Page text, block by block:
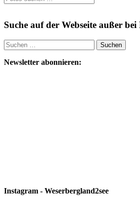
Suche auf der Webseite außer bei
Suchen
nach:
Newsletter abonnieren:
Instagram - Weserbergland2see